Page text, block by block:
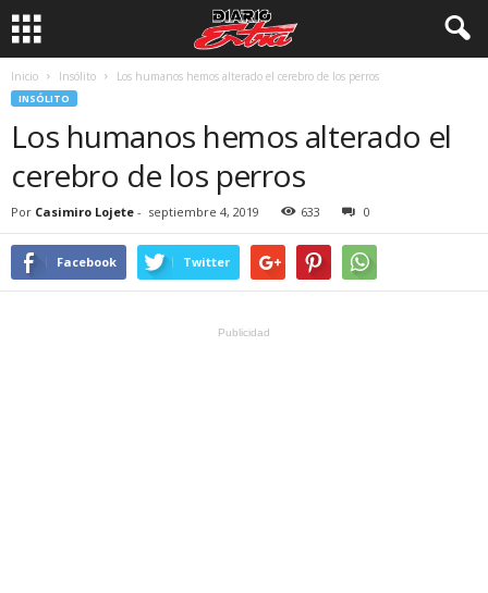
Inicio Insólito Los humanos hemos alterado el cerebro de los perros
INSÓLITO
Los humanos hemos alterado el
cerebro de los perros
Por Casimiro Lojete - septiembre 4, 2019 633 0
Facebook Twitter
Publicidad